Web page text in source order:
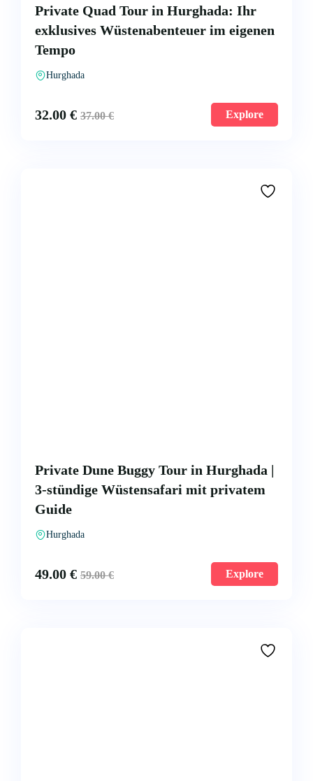
Private Quad Tour in Hurghada: Ihr
exklusives Wüstenabenteuer im eigenen
Tempo
Hurghada
32.00 € 37.00€ Explore
Private Dune Buggy Tour in Hurghada |
3-stündige Wüstensafari mit privatem
Guide
Hurghada
49.00 € 59.00€ Explore